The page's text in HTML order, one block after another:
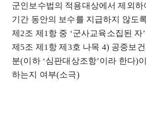
군인보수법의 적용대상에서 제외하
기간 동안의 보수를 지급하지 않도
제2조 제1항 중 ‘군사교육소집된 자
제5조 제1항 제3호 나목 4) 공중보
분(이하 ‘심판대상조항’이라 한다)
하는지 여부(소극)